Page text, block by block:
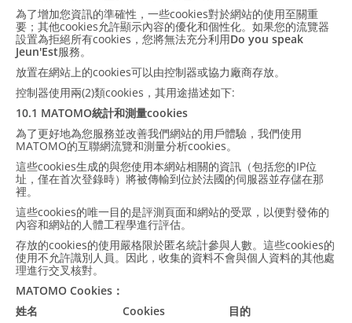
為了增加您資訊的準確性，一些cookies對於網站的使用至關重
要；其他cookies允許顯示內容的優化和個性化。如果您的流覽器
設置為拒絕所有cookies，您將無法充分利用Do you speak
Jeun'Est服務。
放置在網站上的cookies可以由控制器或協力廠商存放。
控制器使用兩(2)類cookies，其用途描述如下:
10.1 MATOMO統計和測量cookies
為了更好地為您服務並改善我們網站的用戶體驗，我們使用
MATOMO的互聯網流覽和測量分析cookies。
這些cookies生成的與您使用本網站相關的資訊（包括您的IP位
址，僅在首次登錄時）將被傳輸到位於法國的伺服器並存儲在那
裡。
這些cookies的唯一目的是評測頁面和網站的受眾，以便對發佈的
內容和網站的人體工程學進行評估。
存放的cookies的使用嚴格限於匿名統計參與人數。這些cookies的
使用不允許識別人員。因此，收集的資料不會與個人資料的其他處
理進行交叉核對。
MATOMO Cookies：
姓名
Cookies
目的